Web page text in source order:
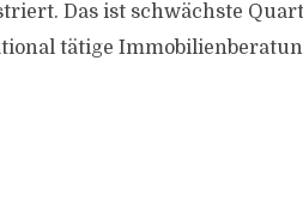
Das ist schwächste
tätige